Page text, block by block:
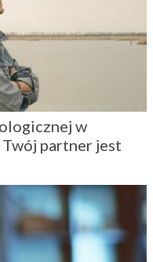
w
Twój partner jest